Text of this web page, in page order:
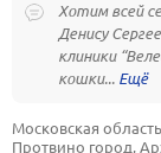
Хотим всей
Денису
клиники
кошки...
Московская
Протвино город,